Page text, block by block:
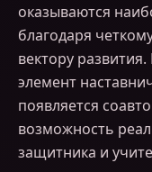
оказываются
благодаря
вектору
элемент
появляется
возможность
защитника и